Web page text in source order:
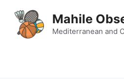
content
Mahile
Mediterranean and